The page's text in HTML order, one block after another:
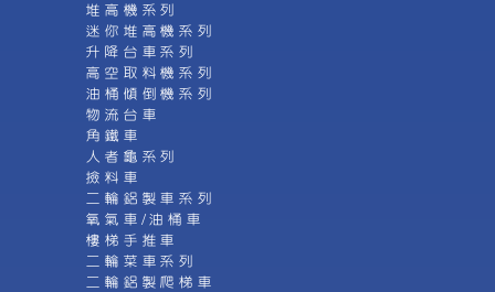
堆高機系列
迷你堆高機系列
升降台車系列
高空取料機系列
油桶傾倒機系列
物流台車
角鐵車
人者龜系列
撿料車
二輪鋁製車系列
氧氣車/油桶車
樓梯手推車
二輪菜車系列
二輪鋁製爬梯車